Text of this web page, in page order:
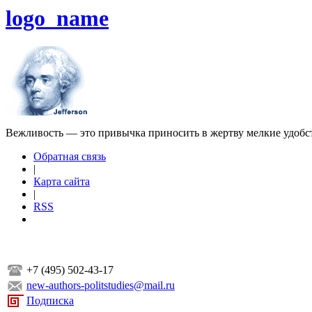
logo_name
Вежливость — это привычка приносить в жертву мелкие
Обратная связь
|
Карта сайта
|
RSS
+7 (495) 502-43-17
new-authors-politstudies@mail.ru
Подписка